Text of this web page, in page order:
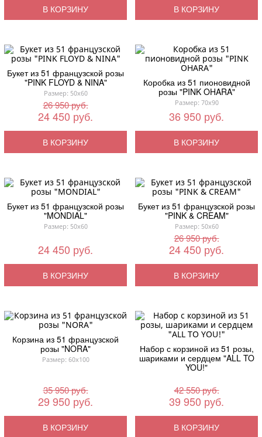
В КОРЗИНУ В КОРЗИНУ
Букет из 51 французской розы
"PINK FLOYD & NINA"
Размер: 50x60
26 950 руб.
24 450 руб.
В КОРЗИНУ
Коробка из 51 пионовидной
розы "PINK OHARA"
Размер: 70x90
36 950 руб.
В КОРЗИНУ
Букет из 51 французской розы
"MONDIAL"
Размер: 50x60
24 450 руб.
В КОРЗИНУ
Букет из 51 французской розы
"PINK & CREAM"
Размер: 50x60
26 950 руб.
24 450 руб.
В КОРЗИНУ
Корзина из 51 французской
розы "NORA"
Размер: 60x100
35 950 руб.
29 950 руб.
В КОРЗИНУ
Набор с корзиной из 51 розы,
шариками и сердцем "ALL TO
YOU!"
42 550 руб.
39 950 руб.
В КОРЗИНУ